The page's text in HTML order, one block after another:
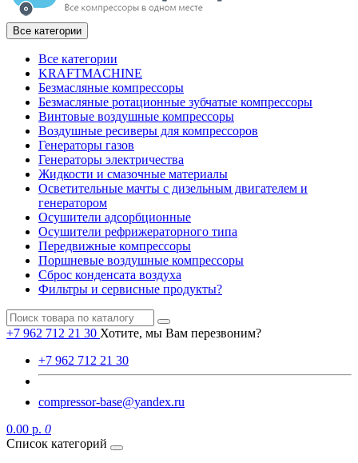
Все категории
Все категории
KRAFTMACHINE
Безмасляные компрессоры
Безмасляные ротационные зубчатые компрессоры
Винтовые воздушные компрессоры
Воздушные ресиверы для компрессоров
Генераторы газов
Генераторы электричества
Жидкости и смазочные материалы
Осветительные мачты с дизельным двигателем и
генератором
Осушители адсорбционные
Осушители рефрижераторного типа
Передвижные компрессоры
Поршневые воздушные компрессоры
Сброс конденсата воздуха
Фильтры и сервисные продукты?
+7 962 712 21 30 Хотите, мы Вам перезвоним?
+7 962 712 21 30
compressor-base@yandex.ru
0.00 р. 0
Список категорий